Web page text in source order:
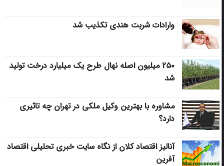
وارادات شربت هندی تکذیب شد
۲۵۰ میلیون اصله نهال طرح یک میلیارد درخت تولید
شد
مشاوره با بهترین وکیل ملکی در تهران چه تاثیری
دارد؟
آنالیز اقتصاد کلان از نگاه سایت خبری تحلیلی اقتصاد
آفرین